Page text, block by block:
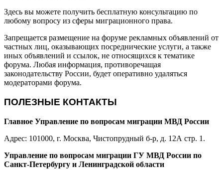
Здесь вы можете получить бесплатную консультацию по
любому вопросу из сферы миграционного права.
Запрещается размещение на форуме рекламных объявлений от
частных лиц, оказывающих посреднические услуги, а также
иных объявлений и ссылок, не относящихся к тематике
форума. Любая информация, противоречащая
законодательству России, будет оперативно удаляться
модераторами форума.
ПОЛЕЗНЫЕ КОНТАКТЫ
Главное Управление по вопросам миграции МВД России
Адрес: 101000, г. Москва, Чистопрудный б-р, д. 12А стр. 1.
Управление по вопросам миграции ГУ МВД России по
Санкт-Петербургу и Ленинградской области